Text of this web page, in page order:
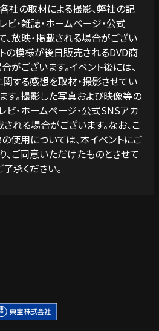
社の取材による撮影、弊社の記
・雑誌・ホームページ・公式
、放映・掲載される場合がござい
トの模様が後日販売されるDVD商
がございます。イベント後には、
する感想を取材・撮影させてい
す。撮影した写真および映像等の
ビ・ホームページ・公式SNSアカ
れる場合がございます。なお、こ
使用については、本イベントにご
、ご同意いただけたものとさせて
承ください。